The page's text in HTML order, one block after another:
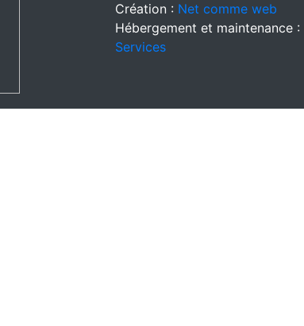
Création : Net comme web
Hébergement et maintenance :
Services